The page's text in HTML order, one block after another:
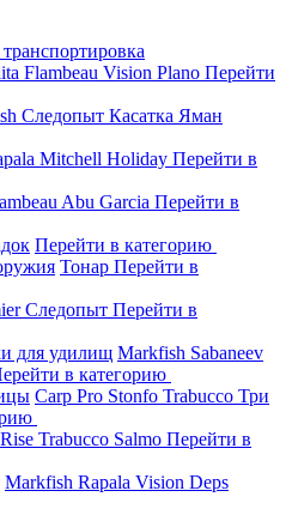
Flambeau Vision Plano Перейти
Следопыт Касатка Яман
Mitchell Holiday Перейти в
Abu Garcia Перейти в
Перейти в категорию
Тонар Перейти в
Следопыт Перейти в
для удилищ Markfish Sabaneev
в категорию
Carp Pro Stonfo Trabucco Три
Trabucco Salmo Перейти в
Markfish Rapala Vision Deps